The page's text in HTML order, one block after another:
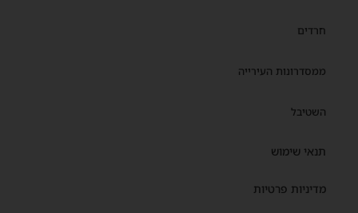
חרדים
ממסדרונות העירייה
השטיבל
תנאי שימוש
מדיניות פרטיות